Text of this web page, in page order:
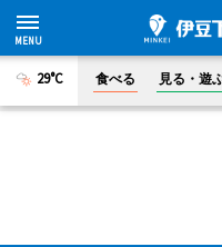
29°C 食べる 見る・遊